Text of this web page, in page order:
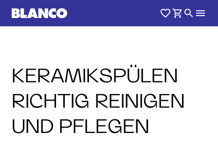
KERAMIKSPÜLEN
RICHTIG REINIGEN
UND PFLEGEN